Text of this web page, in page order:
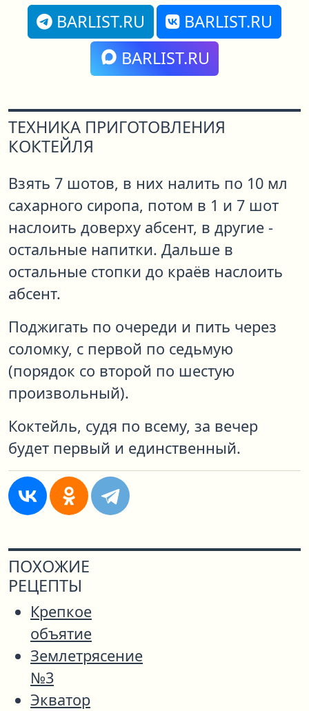
BARLIST.RU
BARLIST.RU
BARLIST.RU
ТЕХНИКА ПРИГОТОВЛЕНИЯ
КОКТЕЙЛЯ
Взять 7 шотов, в них налить по 10 мл
сахарного сиропа, потом в 1 и 7 шот
наслоить доверху абсент, в другие -
остальные напитки. Дальше в
остальные стопки до краёв наслоить
абсент.
Поджигать по очереди и пить через
соломку, с первой по седьмую
(порядок со второй по шестую
произвольный).
Коктейль, судя по всему, за вечер
будет первый и единственный.
ПОХОЖИЕ
РЕЦЕПТЫ
Крепкое
объятие
Землетрясение
№3
Экватор